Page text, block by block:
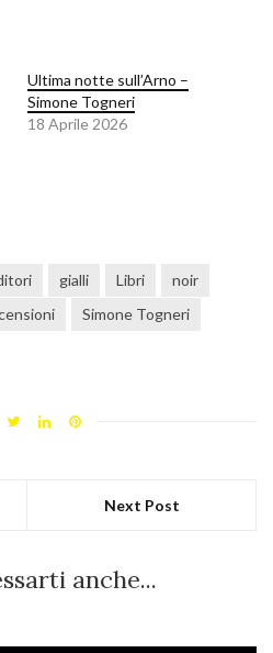
Ultima notte sull’Arno –
Simone Togneri
18 Aprile 2026
gialli Libri
noir
Simone Togneri
Next Post
anche...